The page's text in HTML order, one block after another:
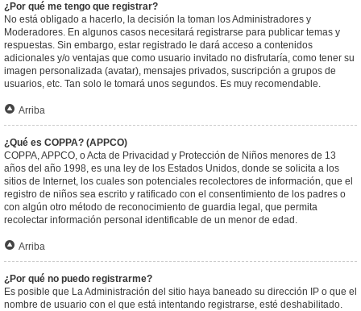
¿Por qué me tengo que registrar?
No está obligado a hacerlo, la decisión la toman los Administradores y
Moderadores. En algunos casos necesitará registrarse para publicar temas y
respuestas. Sin embargo, estar registrado le dará acceso a contenidos
adicionales y/o ventajas que como usuario invitado no disfrutaría, como tener su
imagen personalizada (avatar), mensajes privados, suscripción a grupos de
usuarios, etc. Tan solo le tomará unos segundos. Es muy recomendable.
Arriba
¿Qué es COPPA? (APPCO)
COPPA, APPCO, o Acta de Privacidad y Protección de Niños menores de 13
años del año 1998, es una ley de los Estados Unidos, donde se solicita a los
sitios de Internet, los cuales son potenciales recolectores de información, que el
registro de niños sea escrito y ratificado con el consentimiento de los padres o
con algún otro método de reconocimiento de guardia legal, que permita
recolectar información personal identificable de un menor de edad.
Arriba
¿Por qué no puedo registrarme?
Es posible que La Administración del sitio haya baneado su dirección IP o que el
nombre de usuario con el que está intentando registrarse, esté deshabilitado.